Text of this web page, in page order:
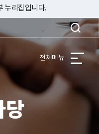
누리집입니다.
전체메뉴
당